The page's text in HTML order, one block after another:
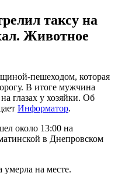
таксу на
Животное
пешеходом, которая
В итоге мужчина
глазах у хозяйки. Об
Информатор.
около 13:00 на
в Днепровском
умерла на месте.